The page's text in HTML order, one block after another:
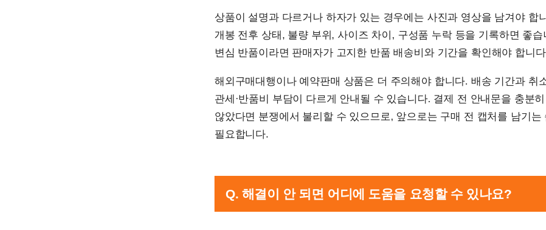
상품이 설명과 다르거나 하자가 있는 경우에는 사진과 영상을 남겨야 합
개봉 전후 상태, 불량 부위, 사이즈 차이, 구성품 누락 등을 기록하면 좋습
변심 반품이라면 판매자가 고지한 반품 배송비와 기간을 확인해야 합니
해외구매대행이나 예약판매 상품은 더 주의해야 합니다. 배송 기간과 취
관세·반품비 부담이 다르게 안내될 수 있습니다. 결제 전 안내문을 충분
않았다면 분쟁에서 불리할 수 있으므로, 앞으로는 구매 전 캡처를 남기는
필요합니다.
Q. 해결이 안 되면 어디에 도움을 요청할 수 있나요?